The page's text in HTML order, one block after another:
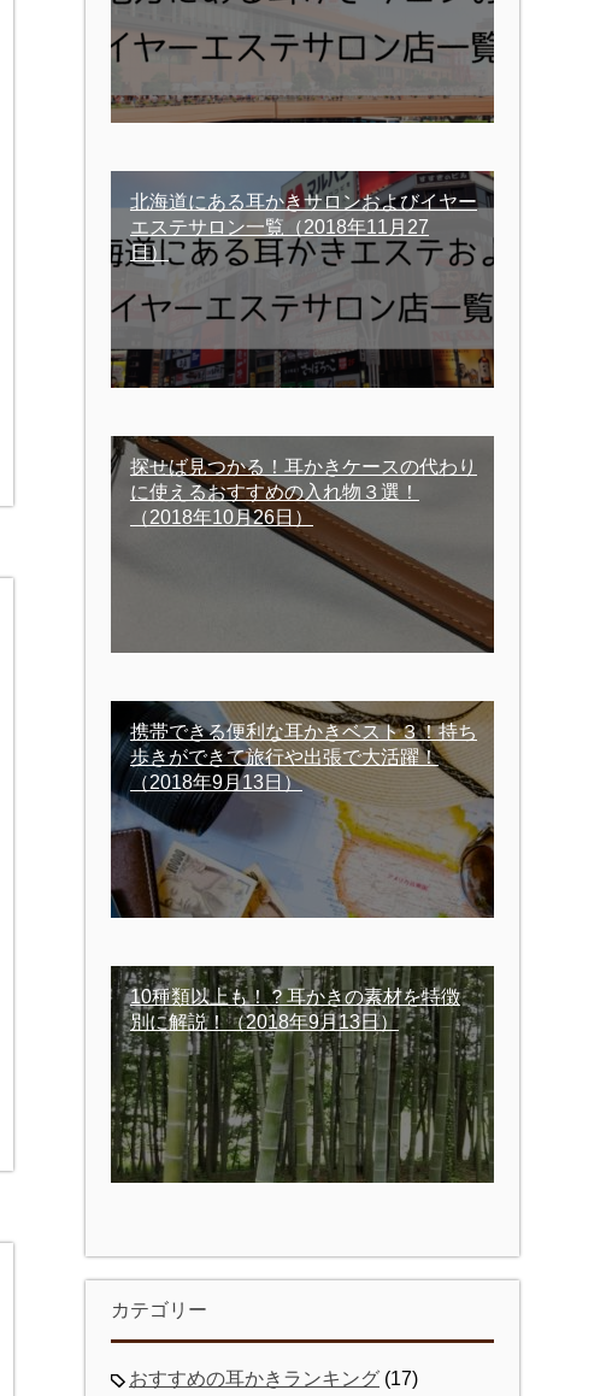
北海道にある耳かきサロンおよびイヤー
エステサロン一覧 （2018年11月27
日）
探せば見つかる！耳かきケースの代わり
に使えるおすすめの入れ物３選！
（2018年10月26日）
携帯できる便利な耳かきベスト３！持ち
歩きができて旅行や出張で大活躍！
（2018年9月13日）
10種類以上も！？耳かきの素材を特徴
別に解説！（2018年9月13日）
カテゴリー
おすすめの耳かきランキング (17)